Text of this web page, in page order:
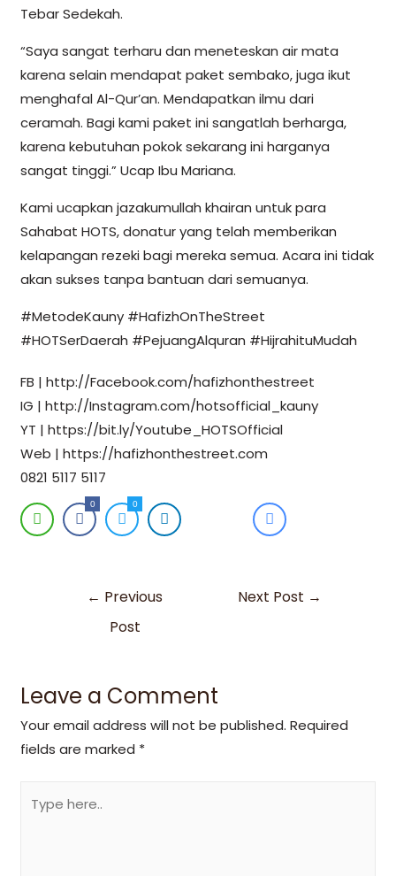
Tebar Sedekah.
“Saya sangat terharu dan meneteskan air mata
karena selain mendapat paket sembako, juga ikut
menghafal Al-Qur’an. Mendapatkan ilmu dari
ceramah. Bagi kami paket ini sangatlah berharga,
karena kebutuhan pokok sekarang ini harganya
sangat tinggi.” Ucap Ibu Mariana.
Kami ucapkan jazakumullah khairan untuk para
Sahabat HOTS, donatur yang telah memberikan
kelapangan rezeki bagi mereka semua. Acara ini tidak
akan sukses tanpa bantuan dari semuanya.
#MetodeKauny #HafizhOnTheStreet
#HOTSerDaerah #PejuangAlquran #HijrahituMudah
FB | http://Facebook.com/hafizhonthestreet
IG | http://Instagram.com/hotsofficial_kauny
YT | https://bit.ly/Youtube_HOTSOfficial
Web | https://hafizhonthestreet.com
0821 5117 5117
0 0
← Previous
Post
Next Post →
Leave a Comment
Your email address will not be published. Required
fields are marked *